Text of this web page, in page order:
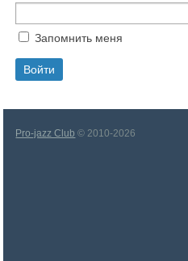
Запомнить меня
Pro-jazz Club © 2010-2026